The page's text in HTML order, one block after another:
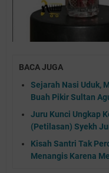
BACA JUGA
Sejarah Nasi Uduk,
Buah Pikir Sultan
Juru Kunci Ungkap
(Petilasan) Syekh
Kisah Santri Tak
Menangis Karena